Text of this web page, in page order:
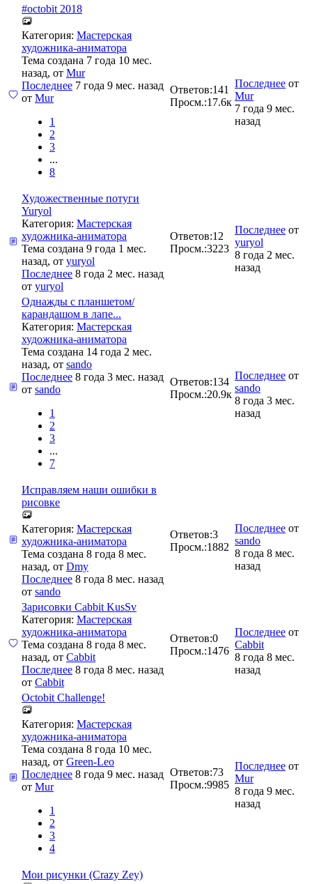
#octobit 2018
Категория: Мастерская
художника-аниматора
Тема создана 7 года 10 мес.
назад, от Mur
Последнее 7 года 9 мес. назад
от Mur
1
2
3
...
8
Ответов:141
Просм.:17.6к
Последнее от
Mur
7 года 9 мес.
назад
Художественные потуги
Yuryol
Категория: Мастерская
художника-аниматора
Тема создана 9 года 1 мес.
назад, от yuryol
Последнее 8 года 2 мес. назад
от yuryol
Ответов:12
Просм.:3223
Последнее от
yuryol
8 года 2 мес.
назад
Однажды с планшетом/
карандашом в лапе...
Категория: Мастерская
художника-аниматора
Тема создана 14 года 2 мес.
назад, от sando
Последнее 8 года 3 мес. назад
от sando
1
2
3
...
7
Ответов:134
Просм.:20.9к
Последнее от
sando
8 года 3 мес.
назад
Исправляем наши ошибки в
рисовке
Категория: Мастерская
художника-аниматора
Тема создана 8 года 8 мес.
назад, от Dmy
Последнее 8 года 8 мес. назад
от sando
Ответов:3
Просм.:1882
Последнее от
sando
8 года 8 мес.
назад
Зарисовки Cabbit KusSv
Категория: Мастерская
художника-аниматора
Тема создана 8 года 8 мес.
назад, от Cabbit
Последнее 8 года 8 мес. назад
от Cabbit
Ответов:0
Просм.:1476
Последнее от
Cabbit
8 года 8 мес.
назад
Octobit Challenge!
Категория: Мастерская
художника-аниматора
Тема создана 8 года 10 мес.
назад, от Green-Leo
Последнее 8 года 9 мес. назад
от Mur
1
2
3
4
Ответов:73
Просм.:9985
Последнее от
Mur
8 года 9 мес.
назад
Мои рисунки (Crazy Zey)